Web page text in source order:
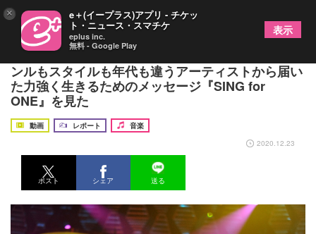
浜田省吾、米米、民生、T.M.R、リトグリら、ジャ
ンルもスタイルも年代も違うアーティストから届い
た力強く生きるためのメッセージ『SING for
ONE』を見た
動画 レポート
音楽
2020.12.23
ポスト シェア 送る
× e＋(イープラス)アプリ - チケッ
ト・ニュース・スマチケ
eplus inc.
無料 - Google Play
表示